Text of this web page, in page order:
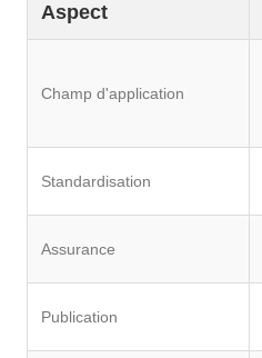
Aspect
Champ d'application
Standardisation
Assurance
Publication